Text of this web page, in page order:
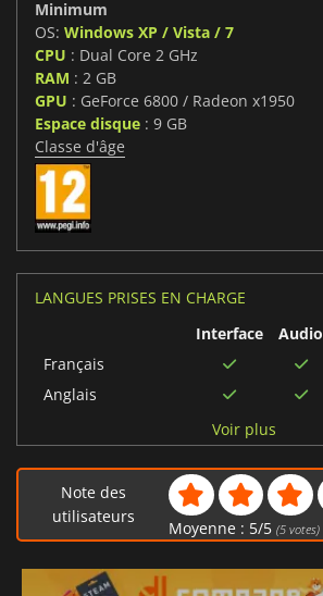
Minimum
OS: Windows XP / Vista / 7
CPU : Dual Core 2 GHz
RAM : 2 GB
GPU : GeForce 6800 / Radeon x1950
Espace disque : 9 GB
Classe d'âge
LANGUES PRISES EN CHARGE
Interface
Audio
Français
Anglais
Japonais
Portugais brésilien
Allemand
Polonais
Voir plus
Note des
utilisateurs
Moyenne : 5/5 (5votes)